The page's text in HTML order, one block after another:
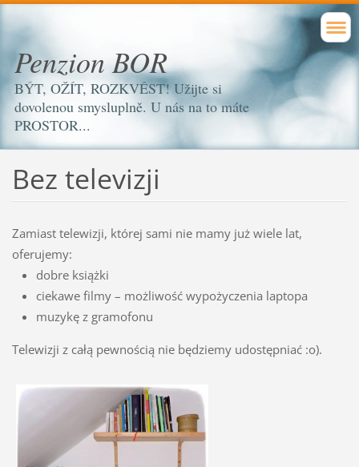
Penzion BOR
BÝT, OŽÍT, ROZKVÉST! Užijte si
dovolenou smysluplně. U nás na to máte
PROSTOR...
Bez televizji
Zamiast telewizji, której sami nie mamy już wiele lat,
oferujemy:
dobre książki
ciekawe filmy – możliwość wypożyczenia laptopa
muzykę z gramofonu
Telewizji z całą pewnością nie będziemy udostępniać :o).